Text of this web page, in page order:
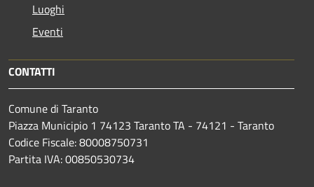
Luoghi
Eventi
CONTATTI
Comune di Taranto
Piazza Municipio 1 74123 Taranto TA - 74121 - Taranto
Codice Fiscale: 80008750731
Partita IVA: 00850530734